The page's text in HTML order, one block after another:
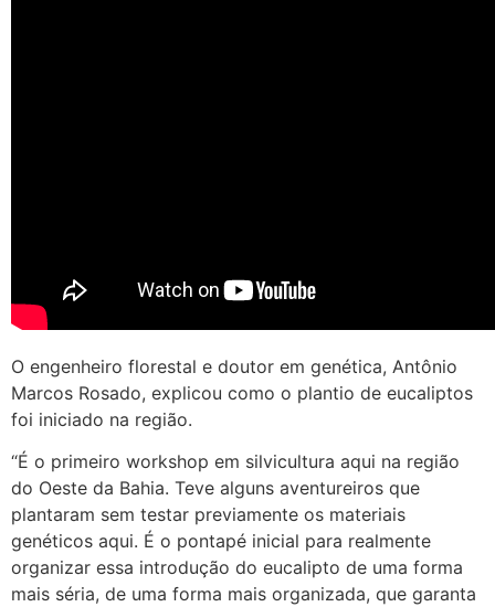
O engenheiro florestal e doutor em genética, Antônio
Marcos Rosado, explicou como o plantio de eucaliptos
foi iniciado na região.
“É o primeiro workshop em silvicultura aqui na região
do Oeste da Bahia. Teve alguns aventureiros que
plantaram sem testar previamente os materiais
genéticos aqui. É o pontapé inicial para realmente
organizar essa introdução do eucalipto de uma forma
mais séria, de uma forma mais organizada, que garanta